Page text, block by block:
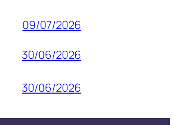
09/07/2026
30/06/2026
30/06/2026